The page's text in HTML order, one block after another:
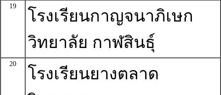
19
โรงเรียนกาญจนาภิเษก
วิทยาลัย กาฬสินธุ์
20
โรงเรียนยางตลาด